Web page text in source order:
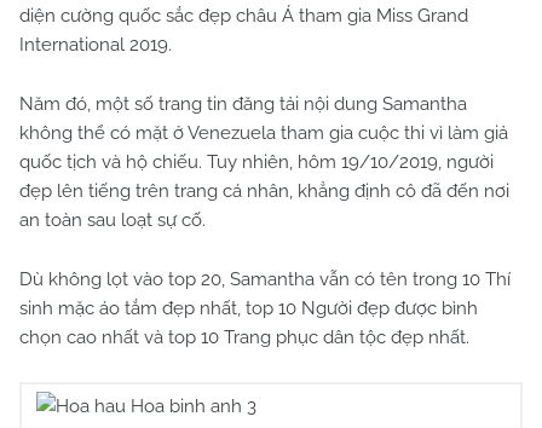
diện cường quốc sắc đẹp châu Á tham gia Miss Grand
International 2019.
Năm đó, một số trang tin đăng tải nội dung Samantha
không thể có mặt ở Venezuela tham gia cuộc thi vì làm giả
quốc tịch và hộ chiếu. Tuy nhiên, hôm 19/10/2019, người
đẹp lên tiếng trên trang cá nhân, khẳng định cô đã đến nơi
an toàn sau loạt sự cố.
Dù không lọt vào top 20, Samantha vẫn có tên trong 10 Thí
sinh mặc áo tắm đẹp nhất, top 10 Người đẹp được bình
chọn cao nhất và top 10 Trang phục dân tộc đẹp nhất.